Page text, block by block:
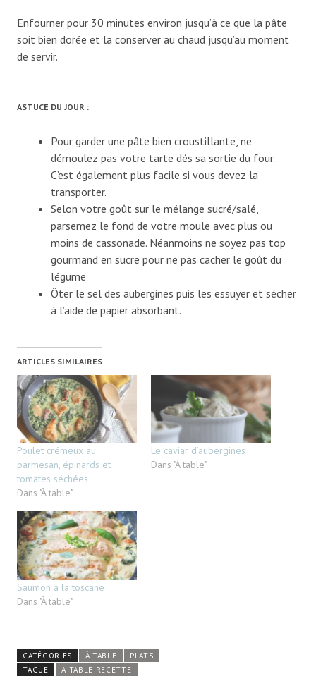
Enfourner pour 30 minutes environ jusqu’à ce que la pâte
soit bien dorée et la conserver au chaud jusqu’au moment
de servir.
ASTUCE DU JOUR :
Pour garder une pâte bien croustillante, ne
démoulez pas votre tarte dés sa sortie du four.
C’est également plus facile si vous devez la
transporter.
Selon votre goût sur le mélange sucré/salé,
parsemez le fond de votre moule avec plus ou
moins de cassonade. Néanmoins ne soyez pas top
gourmand en sucre pour ne pas cacher le goût du
légume
Ôter le sel des aubergines puis les essuyer et sécher
à l’aide de papier absorbant.
ARTICLES SIMILAIRES
Poulet crémeux au
parmesan, épinards et
tomates séchées
Dans "À table"
Le caviar d’aubergines
Dans "À table"
Saumon à la toscane
Dans "À table"
CATÉGORIES À TABLE
PLATS
TAGUÉ
À TABLE RECETTE